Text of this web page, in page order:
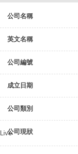
公司名稱
英文名稱
公司編號
成立日期
公司類別
公司現狀
Live